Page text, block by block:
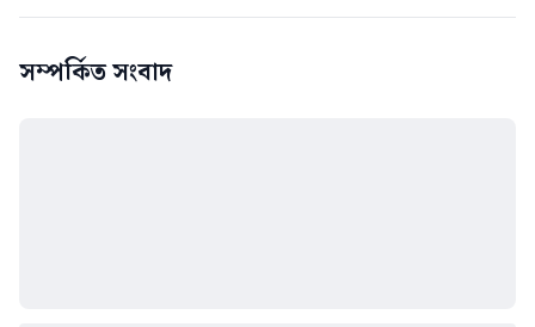
সম্পর্কিত সংবাদ